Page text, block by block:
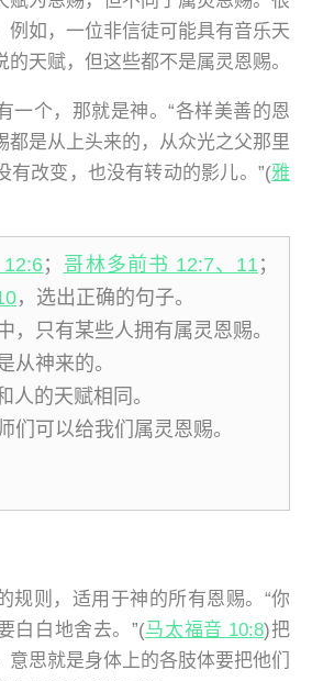
例如，一位非信徒可能具有音乐天
天赋，但这些都不是属灵恩赐。
一个，那就是神。“各样美善的恩
都是从上头来的，从众光之父那里
有改变，也没有转动的影儿。”(雅
； 哥林多前书 12:7、11 ；
，选出正确的句子。
，只有某些人拥有属灵恩赐。
从神来的。
人的天赋相同。
们可以给我们属灵恩赐。
规则，适用于神的所有恩赐。“你
白白地舍去。”(马太福音 10:8)把
意思就是身体上的各肢体要把他们